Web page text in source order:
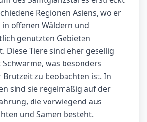
Regionen Asiens, wo er
offenen Wäldern und
genutzten Gebieten
Diese Tiere sind eher gesellig
was besonders
zu beobachten ist. In
sind sie regelmäßig auf der
die vorwiegend aus
und Samen besteht.